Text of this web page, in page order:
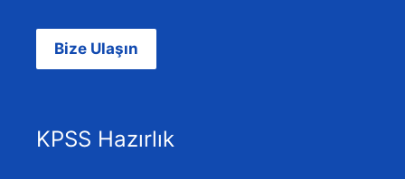
Bize Ulaşın
KPSS Hazırlık